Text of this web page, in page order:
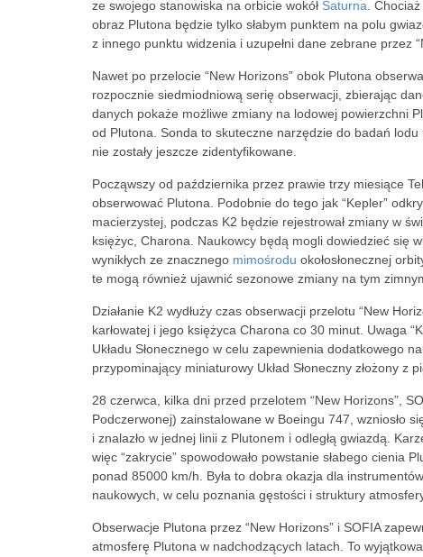
ze swojego stanowiska na orbicie wokół Saturna .
obraz Plutona będzie tylko słabym punktem na polu
z innego punktu widzenia i uzupełni dane zebrane przez
Nawet po przelocie “New Horizons” obok Plutona
rozpocznie siedmiodniową serię obserwacji, zbierając
danych pokaże możliwe zmiany na lodowej powierzchni
od Plutona. Sonda to skuteczne narzędzie do badań
nie zostały jeszcze zidentyfikowane.
Począwszy od października przez prawie trzy miesiące
obserwować Plutona. Podobnie do tego jak “Kepler”
macierzystej, podczas K2 będzie rejestrował zmiany w
księżyc, Charona. Naukowcy będą mogli dowiedzieć się
wynikłych ze znacznego mimośrodu okołosłonecznej
te mogą również ujawnić sezonowe zmiany na tym
Działanie K2 wydłuży czas obserwacji przelotu “New
karłowatej i jego księżyca Charona co 30 minut. Uwaga
Układu Słonecznego w celu zapewnienia dodatkowego
przypominający miniaturowy Układ Słoneczny złożony z
28 czerwca, kilka dni przed przelotem “New Horizons”,
Podczerwonej) zainstalowane w Boeingu 747, wzniosło
i znalazło w jednej linii z Plutonem i odległą gwiazdą.
więc “zakrycie” spowodowało powstanie słabego cienia
ponad 85000 km/h. Była to dobra okazja dla
naukowych, w celu poznania gęstości i struktury
Obserwacje Plutona przez “New Horizons” i SOFIA
atmosferę Plutona w nadchodzących latach. To